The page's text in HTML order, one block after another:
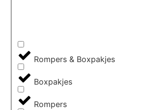
Rompers & Boxpakjes
Boxpakjes
Rompers